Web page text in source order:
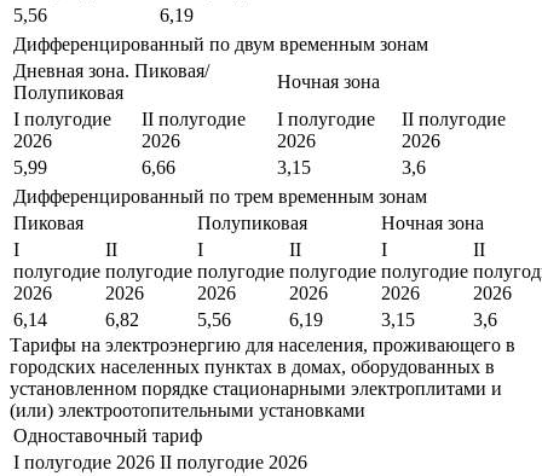
5,56
6,19
Дифференцированный по двум временным зонам
Дневная зона. Пиковая/
Полупиковая
Ночная зона
I полугодие
2026
II полугодие
2026
I полугодие
2026
II полугодие
2026
5,99
6,66 3,15
3,6
Дифференцированный по трем временным зонам
Пиковая
Полупиковая
Ночная зона
I
полугодие
2026
II
полугодие
2026
I
полугодие
2026
II
полугодие
2026
I
полугодие
2026
II
2026
6,14
6,82 5,56 6,19 3,15
3,6
Тарифы на электроэнергию для населения, проживающего в
городских населенных пунктах в домах, оборудованных в
установленном порядке стационарными электроплитами и
(или) электроотопительными установками
Одноставочный тариф
I полугодие 2026 II полугодие 2026